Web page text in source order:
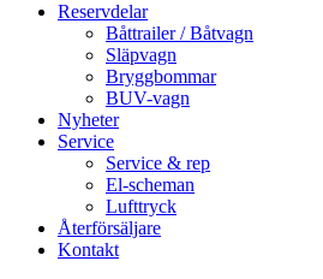
Reservdelar
Båttrailer / Båtvagn
Släpvagn
Bryggbommar
BUV-vagn
Nyheter
Service
Service & rep
El-scheman
Lufttryck
Återförsäljare
Kontakt